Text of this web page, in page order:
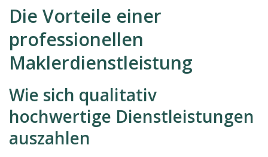
Die Vorteile einer
professionellen
Maklerdienstleistung
Wie sich qualitativ
hochwertige Dienstleistungen
auszahlen